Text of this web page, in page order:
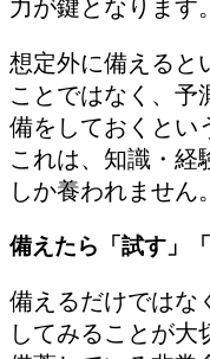
力が鍵となります。
想定外に備えると
ことではなく、予
備をしておくとい
これは、知識・経
しか養われません。
備えたら「試す」
備えるだけではな
してみることが大